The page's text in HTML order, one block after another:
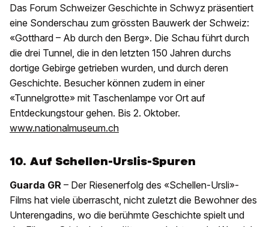
Das Forum Schweizer Geschichte in Schwyz präsentiert
eine Sonderschau zum grössten Bauwerk der Schweiz:
«Gotthard – Ab durch den Berg». Die Schau führt durch
die drei Tunnel, die in den letzten 150 Jahren durchs
dortige Gebirge getrieben wurden, und durch deren
Geschichte. Besucher können zudem in einer
«Tunnelgrotte» mit Taschenlampe vor Ort auf
Entdeckungstour gehen. Bis 2. Oktober.
www.nationalmuseum.ch
10. Auf Schellen-Urslis-Spuren
Guarda GR – Der Riesenerfolg des «Schellen-Ursli»-
Films hat viele überrascht, nicht zuletzt die Bewohner des
Unterengadins, wo die berühmte Geschichte spielt und